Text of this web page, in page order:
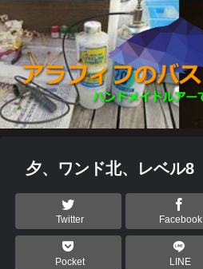
夕、ワンド北、レベル8
Twitter Facebook
Pocket LINE